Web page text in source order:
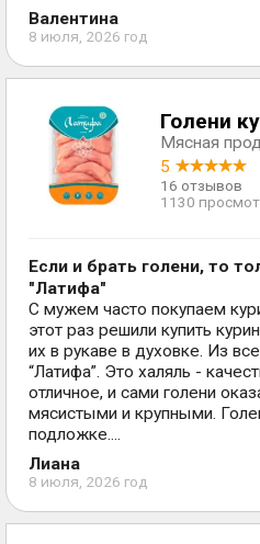
Валентина
8 июля, 2026 год
Голени
Мясная
5
16 отзывов
1130
Если и брать голени, то
"Латифа"
С мужем часто покупаем
этот раз решили купить
их в рукаве в духовке. Из
“Латифа”. Это халяль -
отличное, и сами голени
мясистыми и крупными.
подложке....
Лиана
8 июля, 2026 год